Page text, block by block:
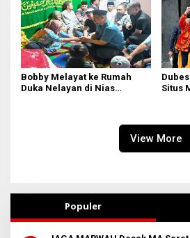
Bobby Melayat ke Rumah
Duka Nelayan di Nias
Situs
View More
Populer